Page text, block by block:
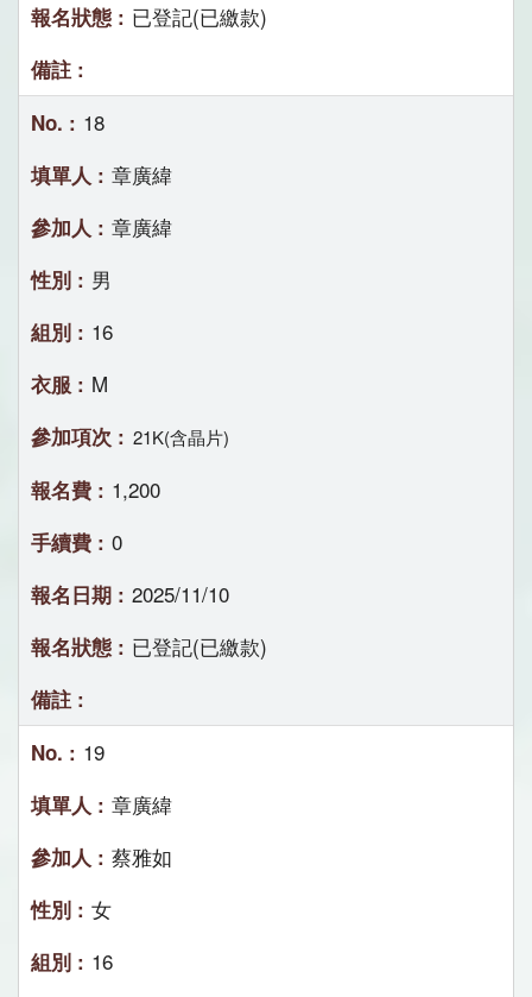
已登記(已繳款)
18
章廣緯
章廣緯
男
16
M
21K(含晶片)
1,200
0
2025/11/10
已登記(已繳款)
19
章廣緯
蔡雅如
女
16